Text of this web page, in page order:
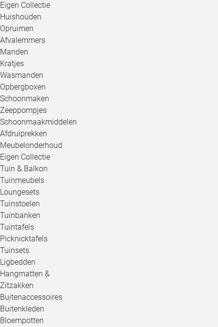
Eigen Collectie
Huishouden
Opruimen
Afvalemmers
Manden
Kratjes
Wasmanden
Opbergboxen
Schoonmaken
Zeeppompjes
Schoonmaakmiddelen
Afdruiprekken
Meubelonderhoud
Eigen Collectie
Tuin & Balkon
Tuinmeubels
Loungesets
Tuinstoelen
Tuinbanken
Tuintafels
Picknicktafels
Tuinsets
Ligbedden
Hangmatten &
Zitzakken
Buitenaccessoires
Buitenkleden
Bloempotten